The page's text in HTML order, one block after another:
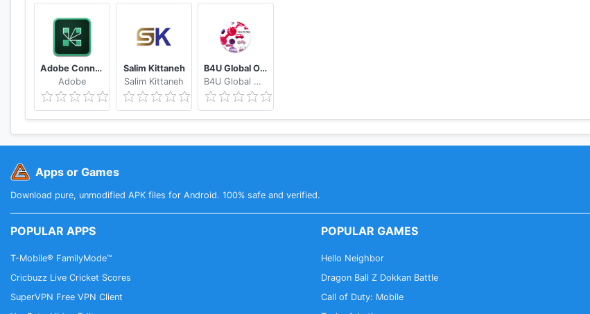
Adobe Connect
Adobe
Salim Kittaneh
Salim Kittaneh
B4U Global Official
B4U Global Official
Apps or Games
Download pure, unmodified APK files for Android. 100% safe and verified.
POPULAR APPS
T-Mobile® FamilyMode™
Cricbuzz Live Cricket Scores
SuperVPN Free VPN Client
POPULAR GAMES
Hello Neighbor
Dragon Ball Z Dokkan Battle
Call of Duty: Mobile